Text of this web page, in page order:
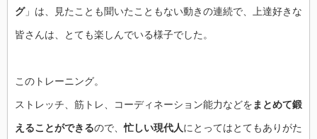
グ」は、見たことも聞いたこともない動きの連続で、上達好きな
皆さんは、とても楽しんでいる様子でした。
このトレーニング。
ストレッチ、筋トレ、コーディネーション能力などを まとめて鍛
えることができるので、忙しい現代人にとってはとてもありがた